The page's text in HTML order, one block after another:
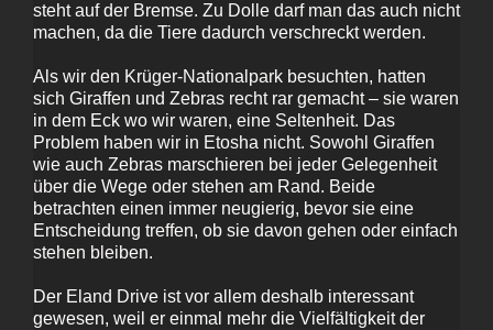
steht auf der Bremse. Zu Dolle darf man das auch nicht
machen, da die Tiere dadurch verschreckt werden.
Als wir den Krüger-Nationalpark besuchten, hatten
sich Giraffen und Zebras recht rar gemacht – sie waren
in dem Eck wo wir waren, eine Seltenheit. Das
Problem haben wir in Etosha nicht. Sowohl Giraffen
wie auch Zebras marschieren bei jeder Gelegenheit
über die Wege oder stehen am Rand. Beide
betrachten einen immer neugierig, bevor sie eine
Entscheidung treffen, ob sie davon gehen oder einfach
stehen bleiben.
Der Eland Drive ist vor allem deshalb interessant
gewesen, weil er einmal mehr die Vielfältigkeit der